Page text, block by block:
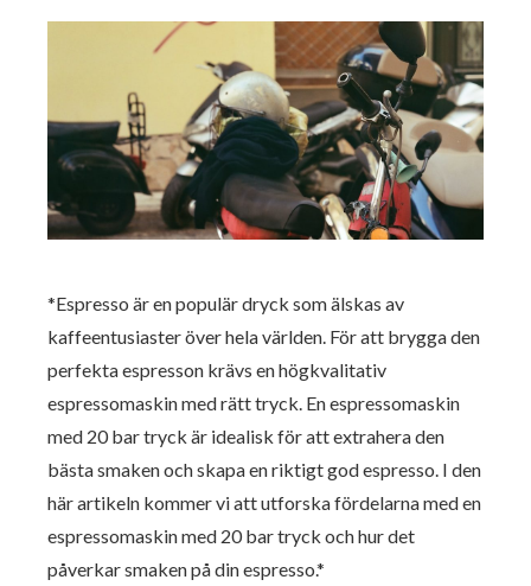
*Espresso är en populär dryck som älskas av
kaffeentusiaster över hela världen. För att brygga den
perfekta espresson krävs en högkvalitativ
espressomaskin med rätt tryck. En espressomaskin
med 20 bar tryck är idealisk för att extrahera den
bästa smaken och skapa en riktigt god espresso. I den
här artikeln kommer vi att utforska fördelarna med en
espressomaskin med 20 bar tryck och hur det
påverkar smaken på din espresso.*